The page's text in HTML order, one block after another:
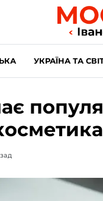
УКРАЇНА ТА